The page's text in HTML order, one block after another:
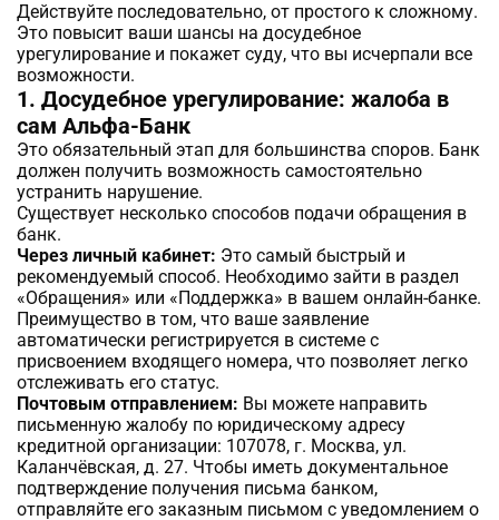
Действуйте последовательно, от простого к сложному.
Это повысит ваши шансы на досудебное
урегулирование и покажет суду, что вы исчерпали все
возможности.
1. Досудебное урегулирование: жалоба в
сам Альфа-Банк
Это обязательный этап для большинства споров. Банк
должен получить возможность самостоятельно
устранить нарушение.
Существует несколько способов подачи обращения в
банк.
Через личный кабинет: Это самый быстрый и
рекомендуемый способ. Необходимо зайти в раздел
«Обращения» или «Поддержка» в вашем онлайн-банке.
Преимущество в том, что ваше заявление
автоматически регистрируется в системе с
присвоением входящего номера, что позволяет легко
отслеживать его статус.
Почтовым отправлением: Вы можете направить
письменную жалобу по юридическому адресу
кредитной организации: 107078, г. Москва, ул.
Каланчёвская, д. 27. Чтобы иметь документальное
подтверждение получения письма банком,
отправляйте его заказным письмом с уведомлением о